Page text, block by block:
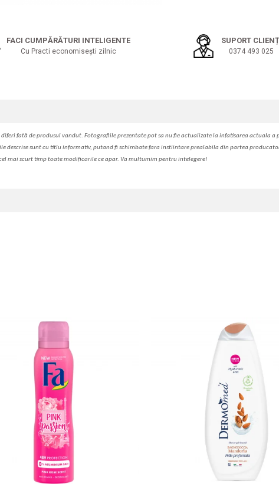
FACI CUMPĂRĂTURI INTELIGENTE
Cu Practi economisești zilnic
SUPORT
0374 493 025
fată de produsul vandut. Fotografiile prezentate pot sa nu fie actualizate la infatisarea actuala a
descrise sunt cu titlu informativ, putand fi schimbate fara instiintare prealabila din partea produca
mai scurt timp toate modificarile ce apar. Va multumim pentru intelegere!